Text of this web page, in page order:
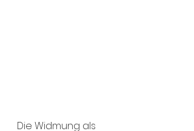
Die Widmung als